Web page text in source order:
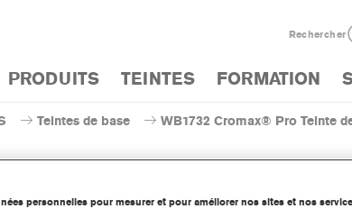
Rechercher
PRODUITS TEINTES FORMATION
Teintes de base WB1732 Cromax® Pro Teinte
personnelles pour mesurer et pour améliorer nos sites et nos